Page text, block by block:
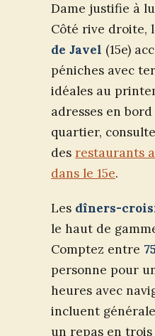
Dame justifie à
Côté rive droite,
de Javel (15e)
péniches avec
idéales au
adresses en
quartier,
des restaurants
dans le 15e.
Les dîners-
le haut de
Comptez entre
personne pour
heures avec
incluent
un repas en